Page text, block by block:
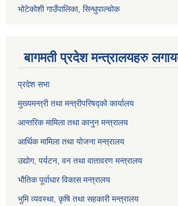
भोटेकोशी गाउँपालिका, सिन्धुपाल्चोक
बागमती प्रदेश मन्त्रालयहरु
प्रदेश सभा
मुख्यमन्त्री तथा मन्त्रीपरिषद्को कार्यालय
आन्तरिक मामिला तथा कानुन मन्त्रालय
आर्थिक मामिला तथा योजना मन्त्रालय
उद्योग, पर्यटन, वन तथा वातावरण मन्त्रालय
भौतिक पूर्वाधार विकास मन्त्रालय
भुमि व्यवस्था, कृषि तथा सहकारी मन्त्रालय